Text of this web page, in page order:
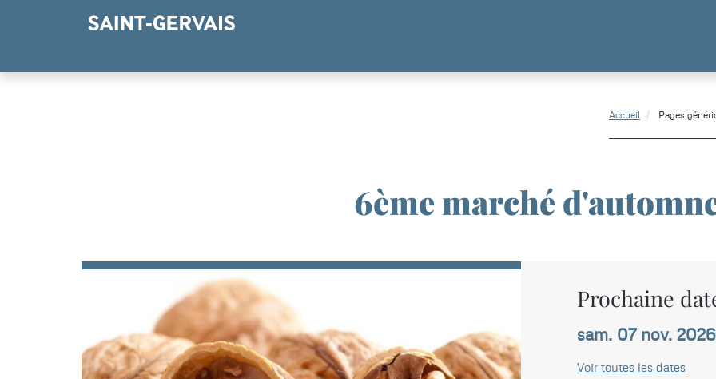
Accueil Pages
6ème marché
Prochaine
sam. 07 nov. 2026
Voir toutes les dates